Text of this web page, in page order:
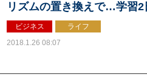
リズムの置き換えで…学習
ビジネス
ライフ
2018.1.26 08:07